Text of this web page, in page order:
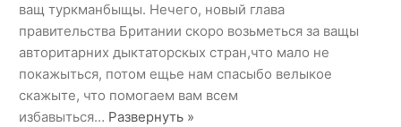
ващ туркманбыщы. Нечего, новый глава
правительства Британии скоро возьметься за ващы
авторитарних дыктаторскых стран,что мало не
покажыться, потом ещье нам спасыбо велыкое
скажыте, что помогаем вам всем
избавыться… Развернуть »